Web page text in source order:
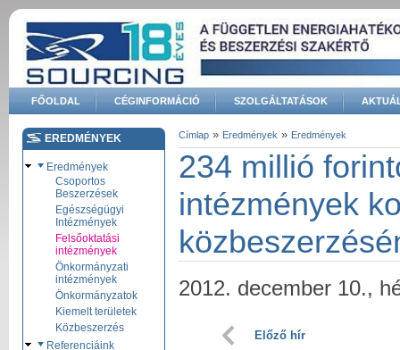
Ugrás a tartalomra
FŐOLDAL CÉGINFORMÁCIÓ SZOLGÁLTATÁSOK
Keresés űrlap
EREDMÉNYEK
Eredmények
Csoportos
Beszerzések
Egészségügyi
Intézmények
Felsőoktatási
intézmények
Önkormányzati
intézmények
Önkormányzatok
Kiemelt területek
Közbeszerzés
Referenciáink
Jelenlegi hely
Címlap » Eredmények » Eredmények
234 millió
intézmények
2012. december 10.,
Előző hír